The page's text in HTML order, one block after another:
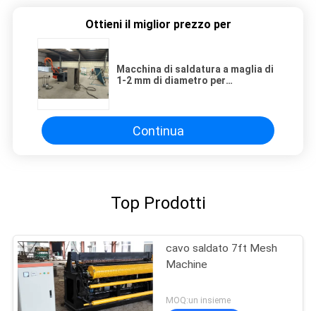
Ottieni il miglior prezzo per
Macchina di saldatura a maglia di
1-2 mm di diametro per
Continua
Top Prodotti
cavo saldato 7ft Mesh
Machine
MOQ:un insieme